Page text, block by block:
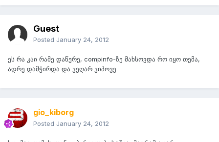
Guest
Posted January 24, 2012
ეს რა კაი რამე დაწერე, compinfo-ზე მახსოვდა რო იყო თემა,
ადრე დამჭირდა და ვეღარ ვიპოვე
gio_kiborg
Posted January 24, 2012